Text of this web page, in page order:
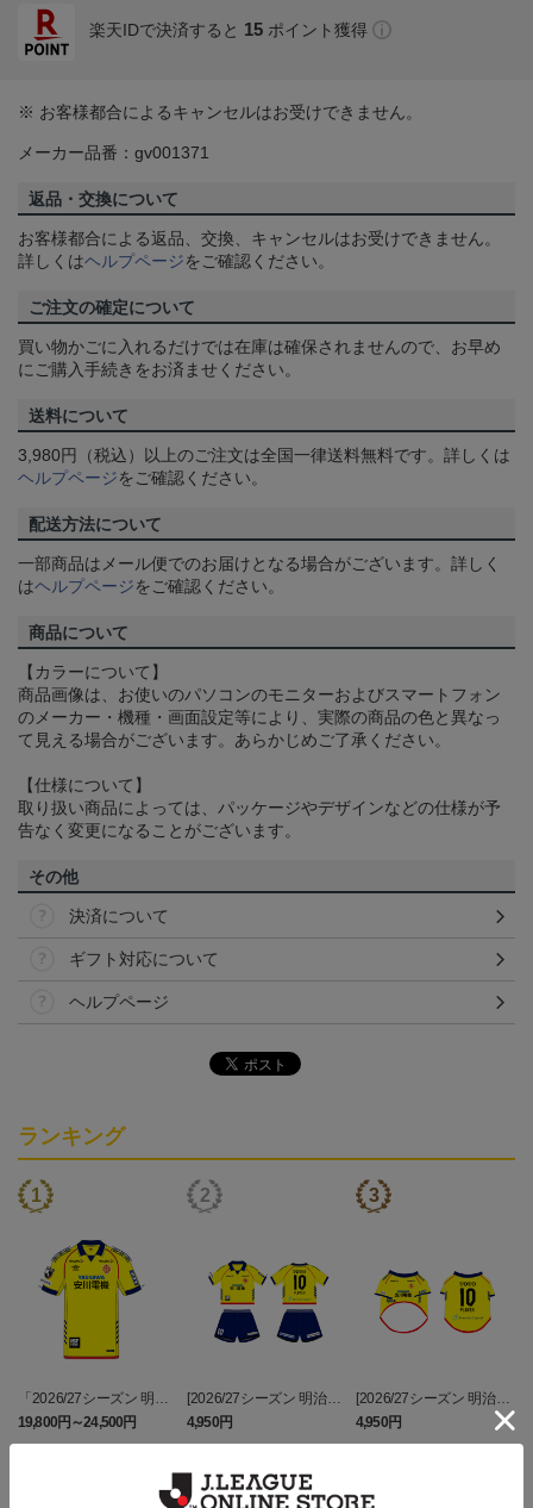
楽天IDで決済すると 15 ポイント獲得
※ お客様都合によるキャンセルはお受けできません。
メーカー品番：gv001371
返品・交換について
お客様都合による返品、交換、キャンセルはお受けできません。
詳しくはヘルプページをご確認ください。
ご注文の確定について
買い物かごに入れるだけでは在庫は確保されませんので、お早め
にご購入手続きをお済ませください。
送料について
3,980円（税込）以上のご注文は全国一律送料無料です。詳しくは
ヘルプページをご確認ください。
配送方法について
一部商品はメール便でのお届けとなる場合がございます。詳しく
はヘルプページをご確認ください。
商品について
【カラーについて】
商品画像は、お使いのパソコンのモニターおよびスマートフォン
のメーカー・機種・画面設定等により、実際の商品の色と異なっ
て見える場合がございます。あらかじめご了承ください。
【仕様について】
取り扱い商品によっては、パッケージやデザインなどの仕様が予
告なく変更になることがございます。
その他
決済について
ギフト対応について
ヘルプページ
ランキング
「2026/27シーズン 明治
安田J3リーグ」オーセン
ティックユニフォームFP
19,800円～24,500円
[2026/27シーズン 明治安
田J3リーグ]ベビーユニフ
ォーム上下セット(FP1st
4,950円
[2026/27シーズン 明治安
田J3リーグ]ドッグシャツ
小型犬用(FP1stデザイン)
4,950円